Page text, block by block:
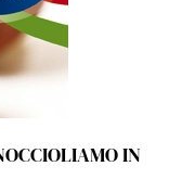
IN